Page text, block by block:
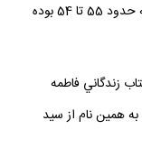
سال اول بعثت بوده باشد كه سن حضرت خديجه حدود 55 تا 54 بوده
زندگاني فاطمه
همين نام از سيد